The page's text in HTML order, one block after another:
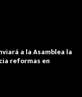
a la Asamblea la
reformas en